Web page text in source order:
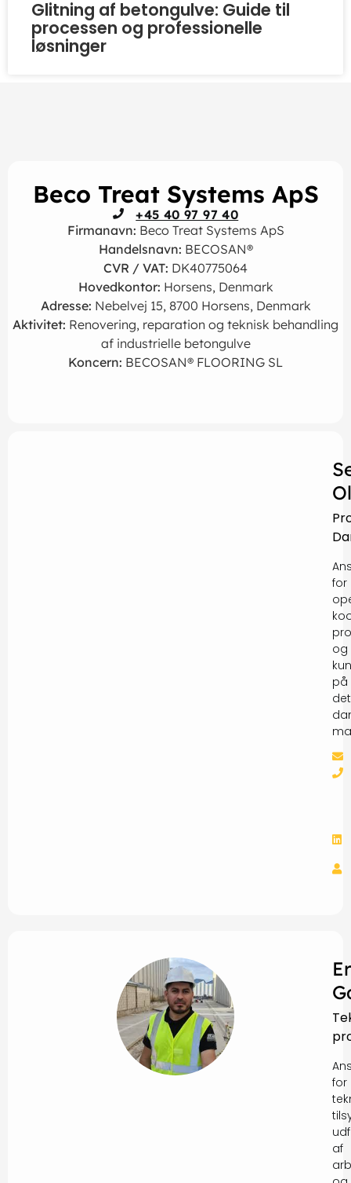
Glitning af betongulve: Guide til
processen og professionelle
løsninger
Beco Treat Systems ApS
+45 40 97 97 40
Firmanavn: Beco Treat Systems ApS
Handelsnavn: BECOSAN®
CVR / VAT: DK40775064
Hovedkontor: Horsens, Denmark
Adresse: Nebelvej 15, 8700 Horsens, Denmark
Aktivitet: Renovering, reparation og teknisk behandling
af industrielle betongulve
Koncern: BECOSAN® FLOORING SL
for
og
på
det
for
af